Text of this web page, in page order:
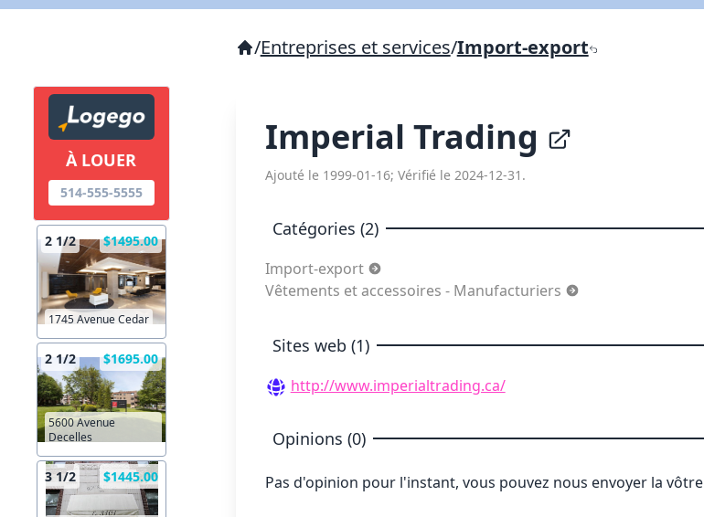
À LOUER
514-555-5555
2 1/2 $1495.00
1745 Avenue Cedar
2 1/2 $1695.00
5600 Avenue
Decelles
3 1/2 $1445.00
/Entreprises et services/Import-export
Imperial Trading
Ajouté le 1999-01-16; Vérifié le 2024-12-31.
Catégories (2)
Import-export
Vêtements et accessoires - Manufacturiers
Sites web (1)
http://www.imperialtrading.ca/
Opinions (0)
Pas d'opinion pour l'instant, vous pouvez nous envoyer la vôtre